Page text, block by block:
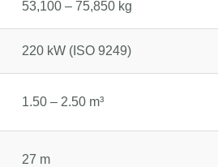
53,100 – 75,850 kg
220 kW (ISO 9249)
1.50 – 2.50 m³
27 m